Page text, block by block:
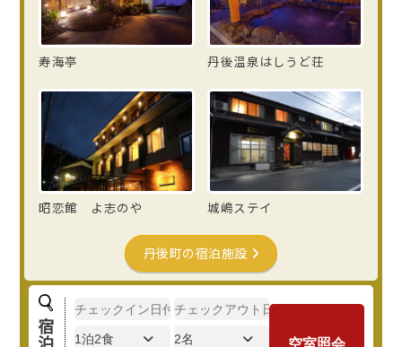
寿海亭 丹後温泉はしうど荘
昭恋館 よ志のや 城嶋ステイ
丹後町の宿泊施設